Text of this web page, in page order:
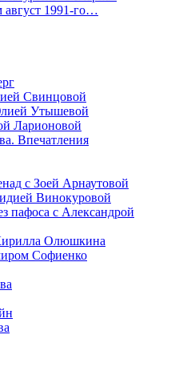
1991-го…
Свинцовой
Утышевой
Ларионовой
Впечатления
с Зоей Арнаутовой
Винокуровой
пафоса с Александрой
Олюшкина
Софиенко